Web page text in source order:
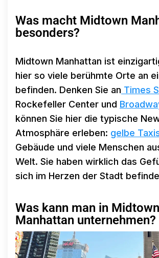
Was macht Midtown
besonders?
Midtown Manhattan ist
hier so viele berühmte Orte an
befinden. Denken Sie an Times
Rockefeller Center und
können Sie hier die typische
Atmosphäre erleben: gelbe
Gebäude und viele Menschen
Welt. Sie haben wirklich das
sich im Herzen der Stadt
Was kann man in Midtown
Manhattan unternehmen?